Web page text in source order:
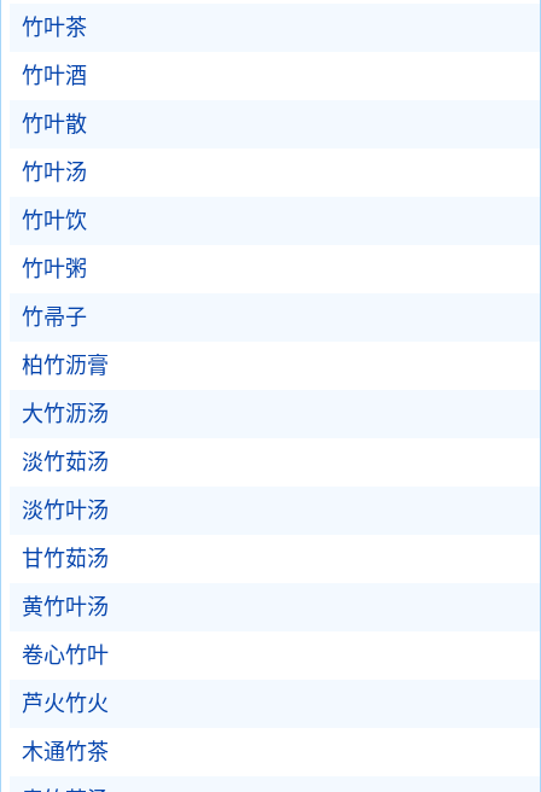
竹叶茶
竹叶酒
竹叶散
竹叶汤
竹叶饮
竹叶粥
竹帚子
柏竹沥膏
大竹沥汤
淡竹茹汤
淡竹叶汤
甘竹茹汤
黄竹叶汤
卷心竹叶
芦火竹火
木通竹茶